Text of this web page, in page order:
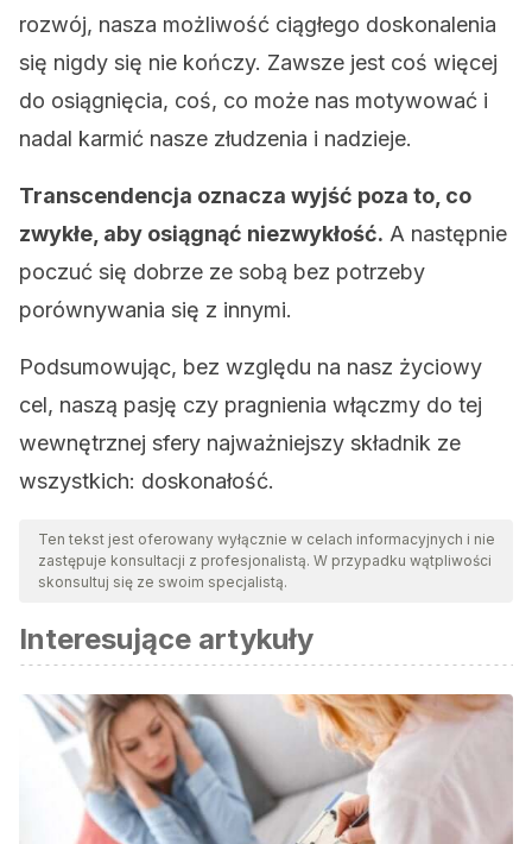
rozwój, nasza możliwość ciągłego doskonalenia
się nigdy się nie kończy. Zawsze jest coś więcej
do osiągnięcia, coś, co może nas motywować i
nadal karmić nasze złudzenia i nadzieje.
Transcendencja oznacza wyjść poza to, co
zwykłe, aby osiągnąć niezwykłość. A następnie
poczuć się dobrze ze sobą bez potrzeby
porównywania się z innymi.
Podsumowując, bez względu na nasz życiowy
cel, naszą pasję czy pragnienia włączmy do tej
wewnętrznej sfery najważniejszy składnik ze
wszystkich: doskonałość.
Ten tekst jest oferowany wyłącznie w celach informacyjnych i nie
zastępuje konsultacji z profesjonalistą. W przypadku wątpliwości
skonsultuj się ze swoim specjalistą.
Interesujące artykuły